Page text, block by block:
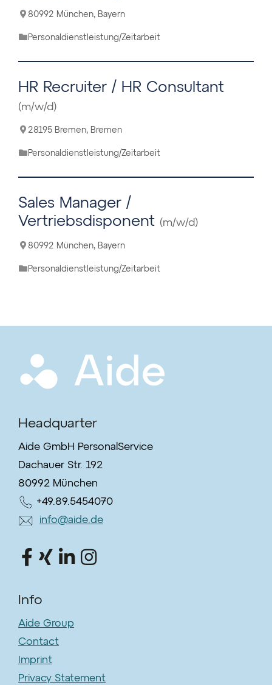
80992 München, Bayern
Personaldienstleistung/Zeitarbeit
HR Recruiter / HR Consultant
(m/w/d)
28195 Bremen, Bremen
Personaldienstleistung/Zeitarbeit
Sales Manager /
Vertriebsdisponent (m/w/d)
80992 München, Bayern
Personaldienstleistung/Zeitarbeit
Headquarter
Aide GmbH PersonalService
Dachauer Str. 192
80992 München
+49.89.5454070
info@aide.de
Info
Aide Group
Contact
Imprint
Privacy Statement